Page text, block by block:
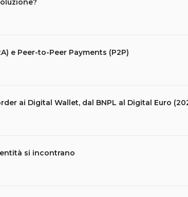
e Peer-to-Peer Payments (P2P)
ai Digital Wallet, dal BNPL al Digital Euro
si incontrano